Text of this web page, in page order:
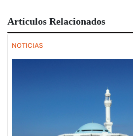
Artículos Relacionados
NOTICIAS